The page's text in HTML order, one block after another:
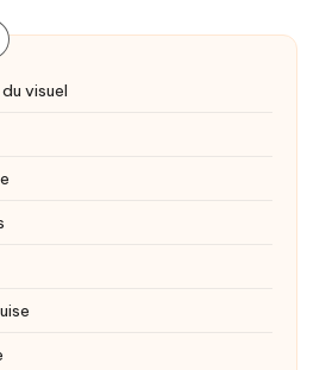
visuel